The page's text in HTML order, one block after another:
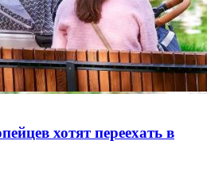
хотят переехать в